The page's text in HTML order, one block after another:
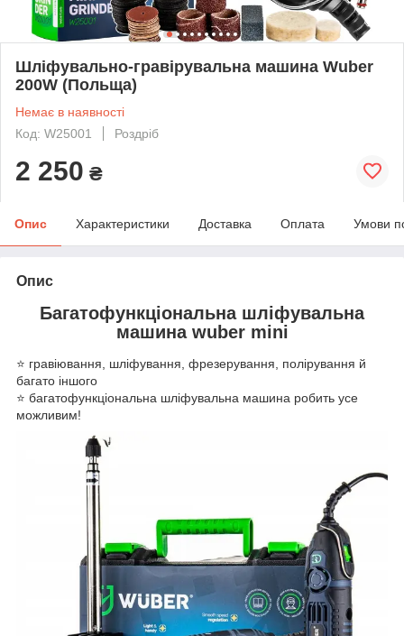
Шліфувально-гравірувальна машина Wuber
200W (Польща)
Немає в наявності
Код: W25001
Роздріб
2 250 ₴
Опис Характеристики Доставка Оплата Умови
Опис
Багатофункціональна шліфувальна
машина wuber mini
⭐️ гравіювання, шліфування, фрезерування, полірування й
багато іншого
⭐️ багатофункціональна шліфувальна машина робить усе
можливим!